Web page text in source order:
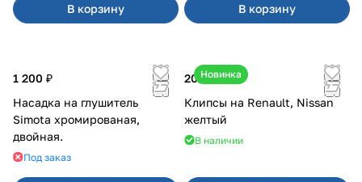
В корзину В корзину
1 200 ₽
Насадка на глушитель
Simota хромированая,
двойная.
Под заказ
Новинка
20 ₽
Клипсы на Renault, Nissan
желтый
В наличии